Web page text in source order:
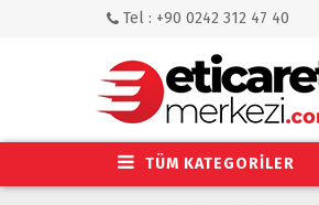
Tel : +90 0242 312 47 40
TÜM KATEGORİLER